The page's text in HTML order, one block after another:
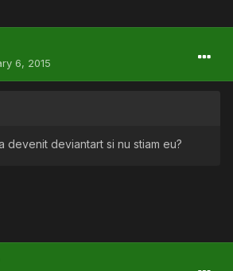
6, 2015
devenit deviantart si nu stiam eu?